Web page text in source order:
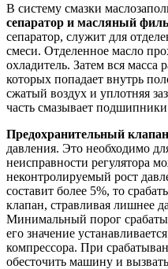
В систему смазки
сепаратор и масляный
сепаратор, служит для
смеси. Отделенное масло
охладитель. Затем вся масса
которых попадает внутрь
сжатый воздух и уплотняя
часть смазывает
Предохранительный клапан
давления. Это необходимо
неисправности регулятора
неконтролируемый рост
составит более 5%, то
клапан, стравливая лишнее
Минимальный порог
его значение
компрессора. При
обесточить машину и